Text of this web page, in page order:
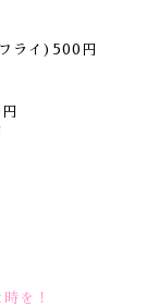
ライ)500円
を！